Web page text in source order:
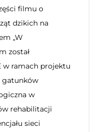
filmu o
dzikich na
„W
został
w ramach projektu
gatunków
w
rehabilitacji
sieci